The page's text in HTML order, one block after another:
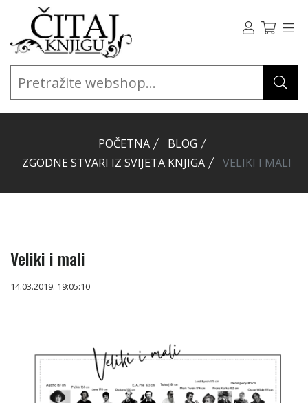
POČETNA
BLOG
ZGODNE STVARI IZ SVIJETA KNJIGA
VELIKI I MALI
Veliki i mali
14.03.2019. 19:05:10